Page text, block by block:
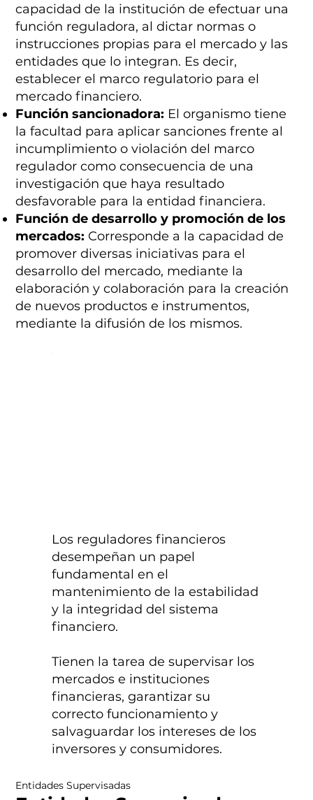
Entidades Supervisadas
Los reguladores financieros
desempeñan un papel
fundamental en el
mantenimiento de la estabilidad
y la integridad del sistema
financiero.
Tienen la tarea de supervisar los
mercados e instituciones
financieras, garantizar su
correcto funcionamiento y
salvaguardar los intereses de los
inversores y consumidores.
capacidad de la institución de efectuar una
función reguladora, al dictar normas o
instrucciones propias para el mercado y las
entidades que lo integran. Es decir,
establecer el marco regulatorio para el
mercado financiero.
Función sancionadora: El organismo tiene
la facultad para aplicar sanciones frente al
incumplimiento o violación del marco
regulador como consecuencia de una
investigación que haya resultado
desfavorable para la entidad financiera.
Función de desarrollo y promoción de los
mercados: Corresponde a la capacidad de
promover diversas iniciativas para el
desarrollo del mercado, mediante la
elaboración y colaboración para la creación
de nuevos productos e instrumentos,
mediante la difusión de los mismos.